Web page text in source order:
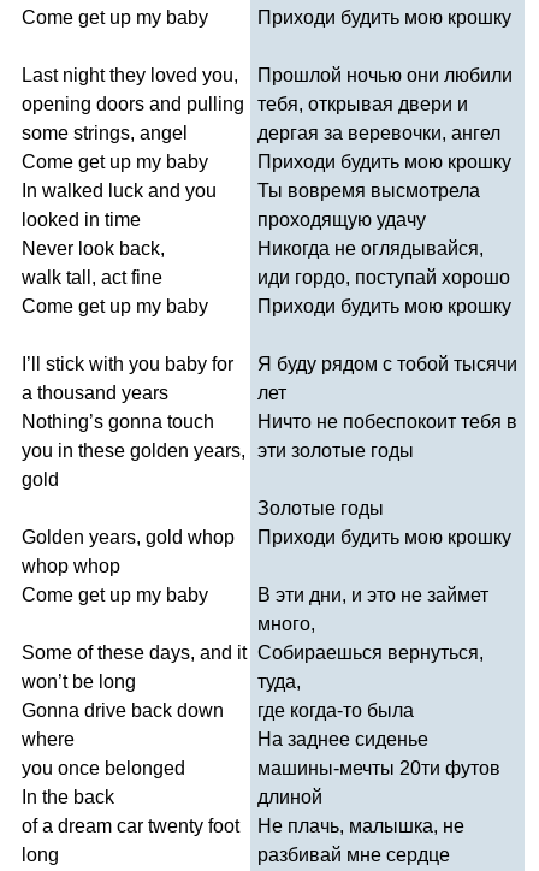
Come get up my baby
Last night they loved you,
opening doors and pulling
some strings, angel
Come get up my baby
In walked luck and you
looked in time
Never look back,
walk tall , act fine
Come get up my baby
’ stick with you baby for
a thousand years
Nothing’s gonna touch
you in these golden years,
gold
Golden years, gold whop
whop whop
Come get up my baby
Some of these days, and it
won’t be long
Gonna drive back down
where
you once belonged
In the back
of a dream car twenty foot
long
Приходи будить мою крошку
Прошлой ночью они любили
тебя, открывая двери и
дергая за веревочки, ангел
Приходи будить мою крошку
Ты вовремя высмотрела
проходящую удачу
Никогда не оглядывайся,
иди гордо, поступай хорошо
Приходи будить мою крошку
Я буду рядом с тобой тысячи
лет
Ничто не побеспокоит тебя в
эти золотые годы
Золотые годы
Приходи будить мою крошку
В эти дни, и это не займет
много,
Собираешься вернуться,
туда,
где когда-то была
На заднее сиденье
машины-мечты 20ти футов
длиной
Не плачь, малышка, не
разбивай мне сердце